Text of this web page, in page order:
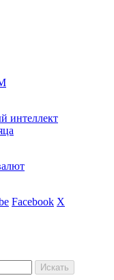
интеллект
Facebook X